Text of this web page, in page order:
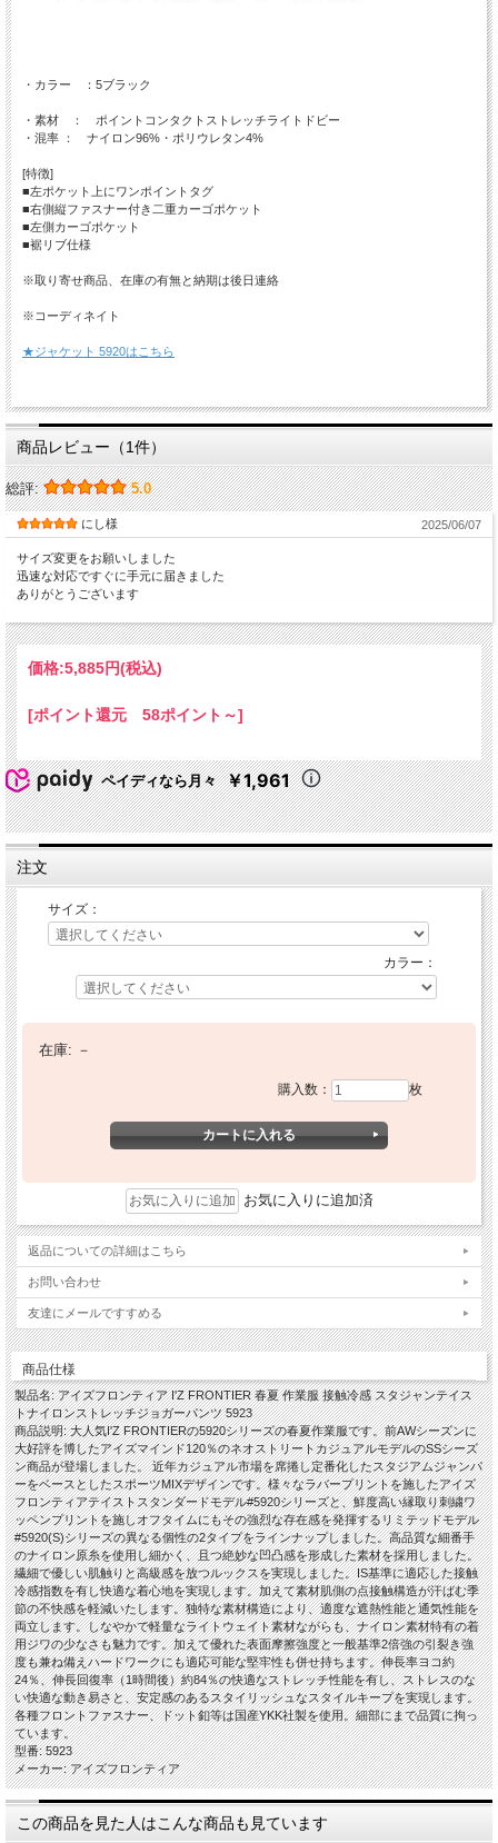
・カラー ：5ブラック
・素材 ： ポイントコンタクトストレッチライトドビー
・混率 ： ナイロン96%・ポリウレタン4%
[特徴]
■左ポケット上にワンポイントタグ
■右側縦ファスナー付き二重カーゴポケット
■左側カーゴポケット
■裾リブ仕様
※取り寄せ商品、在庫の有無と納期は後日連絡
※コーディネイト
★ジャケット 5920はこちら
商品レビュー（1件）
総評: 5.0
にし様 2025/06/07
サイズ変更をお願いしました
迅速な対応ですぐに手元に届きました
ありがとうございます
価格:5,885円(税込)
[ポイント還元 58ポイント～]
ペイディなら月々 ￥1,961
注文
サイズ：
カラー：
在庫: －
購入数： 枚
お気に入りに追加済
返品についての詳細はこちら
お問い合わせ
友達にメールですすめる
商品仕様
製品名: アイズフロンティア I'Z FRONTIER 春夏 作業服 接触冷感 スタジャンテイス
トナイロンストレッチジョガーパンツ 5923
商品説明: 大人気I'Z FRONTIERの5920シリーズの春夏作業服です。前AWシーズンに
大好評を博したアイズマインド120％のネオストリートカジュアルモデルのSSシーズ
ン商品が登場しました。 近年カジュアル市場を席捲し定番化したスタジアムジャンパ
ーをベースとしたスポーツMIXデザインです。様々なラバープリントを施したアイズ
フロンティアテイストスタンダードモデル#5920シリーズと、鮮度高い縁取り刺繍ワ
ッペンプリントを施しオフタイムにもその強烈な存在感を発揮するリミテッドモデル
#5920(S)シリーズの異なる個性の2タイプをラインナップしました。高品質な細番手
のナイロン原糸を使用し細かく、且つ絶妙な凹凸感を形成した素材を採用しました。
繊細で優しい肌触りと高級感を放つルックスを実現しました。IS基準に適応した接触
冷感指数を有し快適な着心地を実現します。加えて素材肌側の点接触構造が汗ばむ季
節の不快感を軽減いたします。独特な素材構造により、適度な遮熱性能と通気性能を
両立します。しなやかで軽量なライトウェイト素材ながらも、ナイロン素材特有の着
用ジワの少なさも魅力です。加えて優れた表面摩擦強度と一般基準2倍強の引裂き強
度も兼ね備えハードワークにも適応可能な堅牢性も併せ持ちます。伸長率ヨコ約
24％、伸長回復率（1時間後）約84％の快適なストレッチ性能を有し、ストレスのな
い快適な動き易さと、安定感のあるスタイリッシュなスタイルキープを実現します。
各種フロントファスナー、ドット釦等は国産YKK社製を使用。細部にまで品質に拘っ
ています。
型番: 5923
メーカー: アイズフロンティア
この商品を見た人はこんな商品も見ています